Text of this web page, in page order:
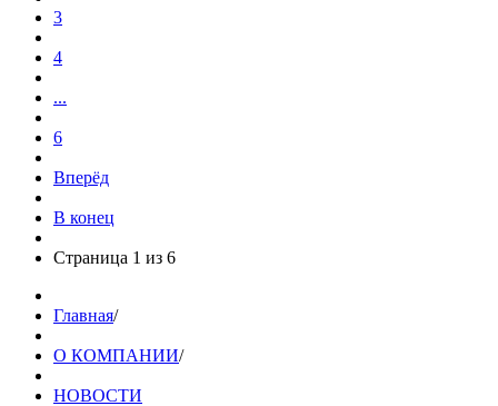
3
4
...
6
Вперёд
В конец
Страница 1 из 6
Главная/
О КОМПАНИИ/
НОВОСТИ